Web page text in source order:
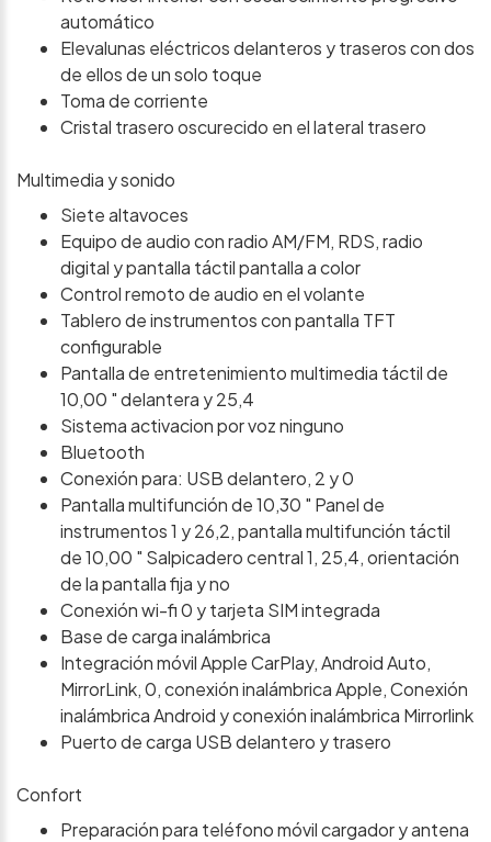
automático
Elevalunas eléctricos delanteros y traseros con dos
de ellos de un solo toque
Toma de corriente
Cristal trasero oscurecido en el lateral trasero
Multimedia y sonido
Siete altavoces
Equipo de audio con radio AM/FM, RDS, radio
digital y pantalla táctil pantalla a color
Control remoto de audio en el volante
Tablero de instrumentos con pantalla TFT
configurable
Pantalla de entretenimiento multimedia táctil de
10,00 " delantera y 25,4
Sistema activacion por voz ninguno
Bluetooth
Conexión para: USB delantero, 2 y 0
Pantalla multifunción de 10,30 " Panel de
instrumentos 1 y 26,2, pantalla multifunción táctil
de 10,00 " Salpicadero central 1, 25,4, orientación
de la pantalla fija y no
Conexión wi-fi 0 y tarjeta SIM integrada
Base de carga inalámbrica
Integración móvil Apple CarPlay, Android Auto,
MirrorLink, 0, conexión inalámbrica Apple, Conexión
inalámbrica Android y conexión inalámbrica Mirrorlink
Puerto de carga USB delantero y trasero
Confort
Preparación para teléfono móvil cargador y antena